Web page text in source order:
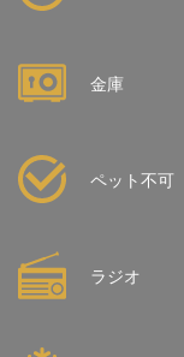
金庫
ペット不可
ラジオ